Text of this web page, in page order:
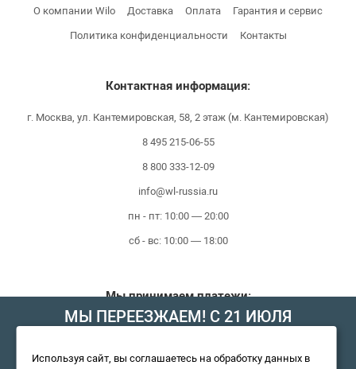
МЫ ПЕРЕЕЗЖАЕМ! С 21 ИЮЛЯ
МАГАЗИН БУДЕТ РАБОТАТЬ ПО
О компании Wilo Доставка Оплата Гарантия и сервис
Политика конфиденциальности Контакты
Контактная информация:
г. Москва, ул. Кантемировская, 58, 2 этаж (м. Кантемировская)
8 495 215-06-55
8 800 333-12-09
info@wl-russia.ru
пн - пт: 10:00 — 20:00
сб - вс: 10:00 — 18:00
Мы принимаем платежи:
Используя сайт, вы соглашаетесь на обработку данных в